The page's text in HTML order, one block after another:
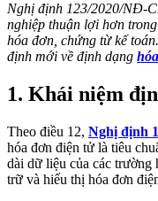
Nghị định 123/2020/NĐ-
nghiệp thuận lợi hơn
hóa đơn, chứng từ kế
định mới về định dạng
1. Khái niệm
Theo điều 12, Nghị định
hóa đơn điện tử là tiêu
dài dữ liệu của các trường
trữ và hiểu thị hóa đơn